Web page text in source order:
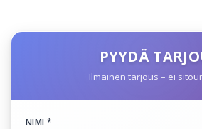
PYYDÄ
Ilmainen tarjous – ei
NIMI *